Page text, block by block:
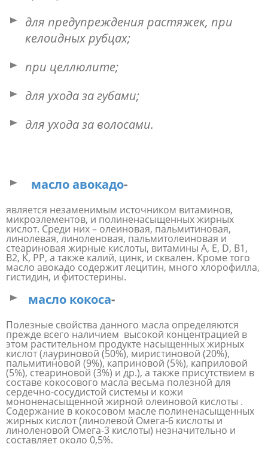
для предупреждения растяжек, при
келоидных рубцах;
при целлюлите;
для ухода за губами;
для ухода за волосами.
масло авокадо-
является незаменимым источником витаминов,
микроэлементов, и полиненасыщенных жирных
кислот. Среди них – олеиновая, пальмитиновая,
линолевая, линоленовая, пальмитолеиновая и
стеариновая жирные кислоты, витамины A, E, D, B1,
B2, K, PP, а также калий, цинк, и сквален. Кроме того
масло авокадо содержит лецитин, много хлорофилла,
гистидин, и фитостерины.
масло кокоса-
Полезные свойства данного масла определяются
прежде всего наличием высокой концентрацией в
этом растительном продукте насыщенных жирных
кислот (лауриновой (50%), миристиновой (20%),
пальмитиновой (9%), каприновой (5%), каприловой
(5%), стеариновой (3%) и др.), а также присутствием в
составе кокосового масла весьма полезной для
сердечно-сосудистой системы и кожи
мононенасыщенной жирной олеиновой кислоты .
Содержание в кокосовом масле полиненасыщенных
жирных кислот (линолевой Омега-6 кислоты и
линоленовой Омега-3 кислоты) незначительно и
составляет около 0,5%.